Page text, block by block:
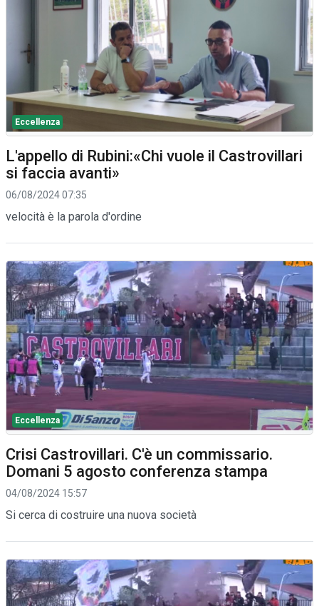
Eccellenza
L'appello di Rubini:«Chi vuole il Castrovillari
si faccia avanti»
06/08/2024 07:35
velocità è la parola d'ordine
Eccellenza
Crisi Castrovillari. C'è un commissario.
Domani 5 agosto conferenza stampa
04/08/2024 15:57
Si cerca di costruire una nuova società